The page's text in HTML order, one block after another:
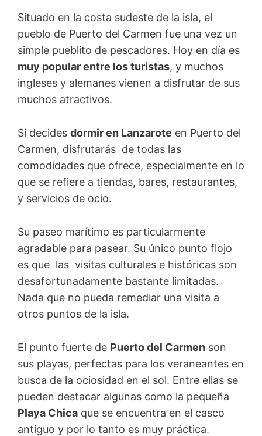
Situado en la costa sudeste de la isla, el
pueblo de Puerto del Carmen fue una vez un
simple pueblito de pescadores. Hoy en día es
muy popular entre los turistas, y muchos
ingleses y alemanes vienen a disfrutar de sus
muchos atractivos.
Si decides dormir en Lanzarote en Puerto del
Carmen, disfrutarás de todas las
comodidades que ofrece, especialmente en lo
que se refiere a tiendas, bares, restaurantes,
y servicios de ocio.
Su paseo marítimo es particularmente
agradable para pasear. Su único punto flojo
es que las visitas culturales e históricas son
desafortunadamente bastante limitadas.
Nada que no pueda remediar una visita a
otros puntos de la isla.
El punto fuerte de Puerto del Carmen son
sus playas, perfectas para los veraneantes en
busca de la ociosidad en el sol. Entre ellas se
pueden destacar algunas como la pequeña
Playa Chica que se encuentra en el casco
antiguo y por lo tanto es muy práctica.